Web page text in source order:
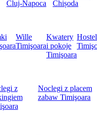
Cluj-Napoca
Chișoda
Wille
Timişoara
Kwatery
i pokoje
Timişoara
z
Noclegi z placem
zabaw Timişoara